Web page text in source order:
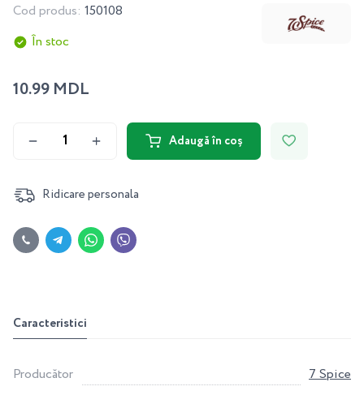
Cod produs: 150108
În stoc
10.99 MDL
Adaugă în coș
Ridicare personala
Caracteristici
Producător
7 Spice